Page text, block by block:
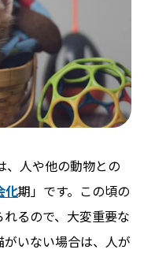
、人や他の動物との
化期」です。この頃の
るので、大変重要な
いない場合は、人が